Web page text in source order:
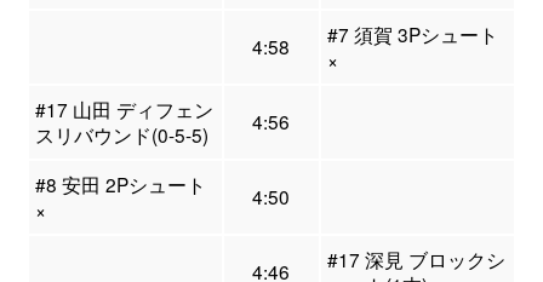
4:58
#7 須賀 3Pシュート
×
#17 山田 ディフェン
スリバウンド(0-5-5)
4:56
#8 安田 2Pシュート
×
4:50
4:46
#17 深見 ブロックシ